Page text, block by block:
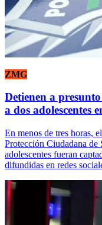
ZMG
Detienen a
a dos adolescentes
En menos de tres horas,
Protección Ciudadana de
adolescentes fueran
difundidas en redes